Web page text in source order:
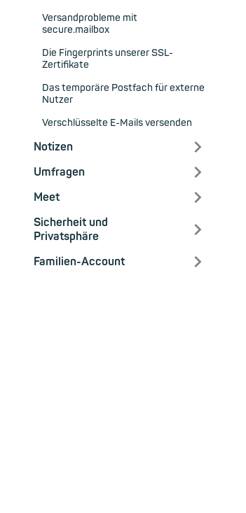
Versandprobleme mit
secure.mailbox
Die Fingerprints unserer SSL-
Zertifikate
Das temporäre Postfach für externe
Nutzer
Verschlüsselte E-Mails versenden
Notizen
Umfragen
Meet
Sicherheit und
Privatsphäre
Familien-Account